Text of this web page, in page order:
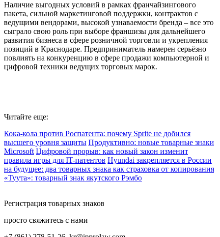
Наличие выгодных условий в рамках франчайзингового
пакета, сильной маркетинговой поддержки, контрактов с
ведущими вендорами, высокой узнаваемости бренда – все это
сыграло свою роль при выборе франшизы для дальнейшего
развития бизнеса в сфере розничной торговли и укрепления
позиций в Краснодаре. Предприниматель намерен серьёзно
повлиять на конкуренцию в сфере продажи компьютерной и
цифровой техники ведущих торговых марок.
Читайте еще:
Кока-кола против Роспатента: почему Sprite не добился
высшего уровня защиты Продуктивно: новые товарные знаки
Microsoft Цифровой прорыв: как новый закон изменит
правила игры для IT-патентов Hyundai закрепляется в России
на будущее: два товарных знака как страховка от копирования
«Туута»: товарный знак якутского Рэмбо
Регистрация товарных знаков
просто свяжитесь с нами